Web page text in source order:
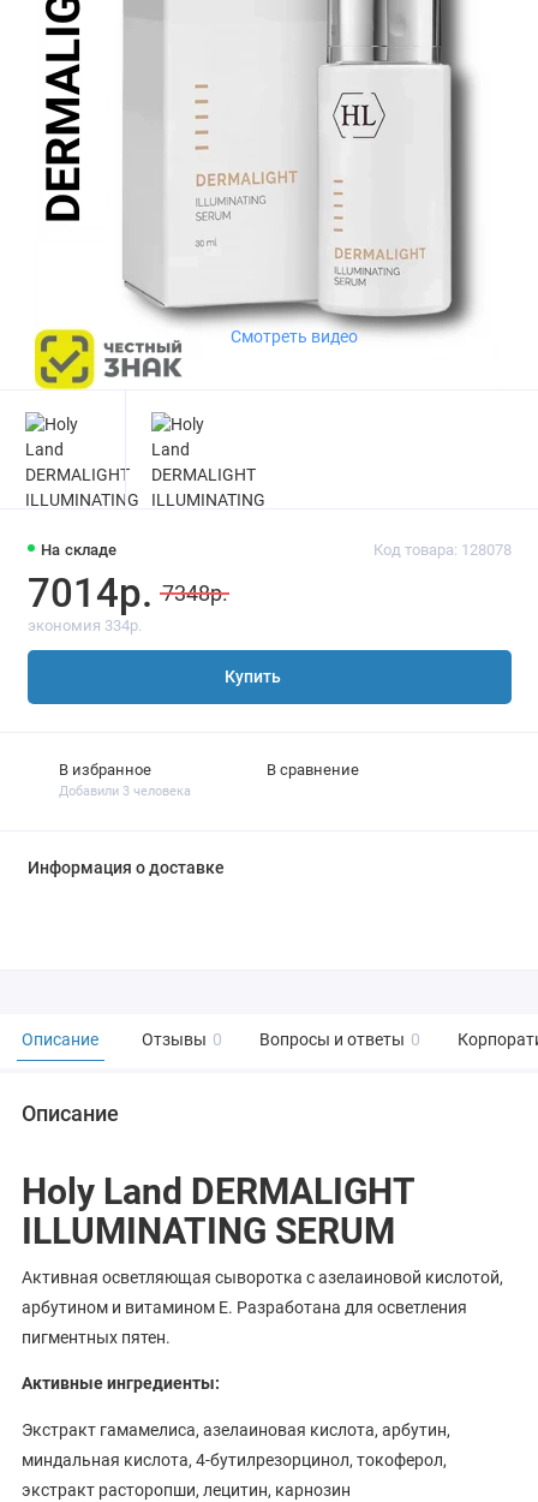
Смотреть видео
На складе Код товара: 128078
7014р. 7348р.
экономия 334р.
Купить
В избранное
Добавили 3 человека
В сравнение
Информация о доставке
Описание Отзывы 0 Вопросы и ответы 0
Описание
Holy Land DERMALIGHT
ILLUMINATING SERUM
Активная осветляющая сыворотка с азелаиновой кислотой,
арбутином и витамином Е. Разработана для осветления
пигментных пятен.
Активные ингредиенты:
Экстракт гамамелиса, азелаиновая кислота, арбутин,
миндальная кислота, 4-бутилрезорцинол, токоферол,
экстракт расторопши, лецитин, карнозин